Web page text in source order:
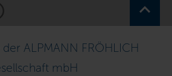
ALPMANN FRÖHLICH
mbH